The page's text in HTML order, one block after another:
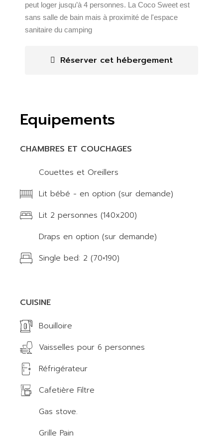
peut loger jusqu’à 4 personnes. La Coco Sweet est
sans salle de bain mais à proximité de l'espace
sanitaire du camping
Réserver cet hébergement
Equipements
CHAMBRES ET COUCHAGES
Couettes et Oreillers
Lit bébé - en option (sur demande)
Lit 2 personnes (140x200)
Draps en option (sur demande)
Single bed: 2 (70×190)
CUISINE
Bouilloire
Vaisselles pour 6 personnes
Réfrigérateur
Cafetière Filtre
Gas stove.
Grille Pain